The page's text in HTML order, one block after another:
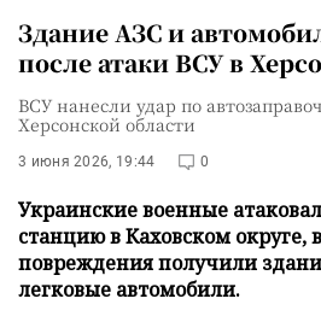
Здание АЗС и
после атаки ВСУ в
ВСУ нанесли удар по
Херсонской области
3 июня 2026, 19:44 0
Украинские военные
станцию в Каховском округе,
повреждения получили
легковые автомобили.